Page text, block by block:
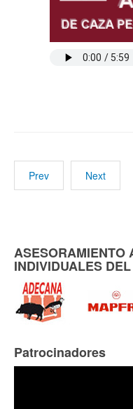
Prev Next
ASESORAMIENTO
INDIVIDUALES
Patrocinadores